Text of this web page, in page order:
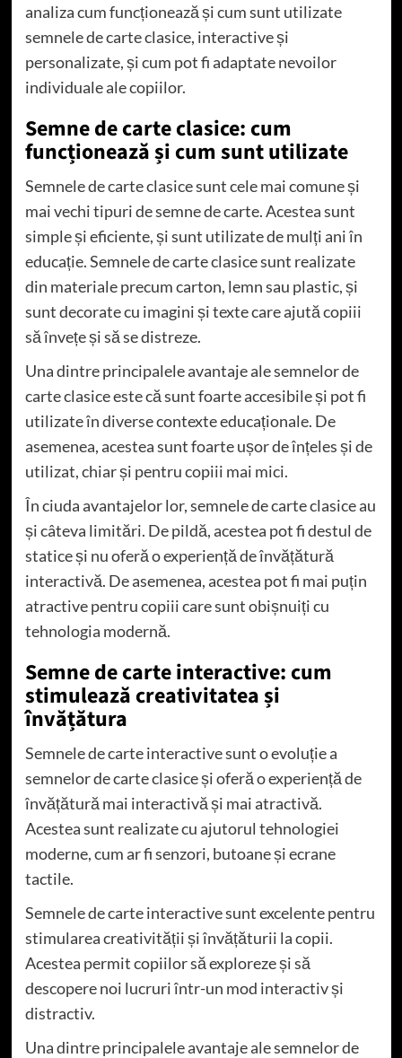
analiza cum funcționează și cum sunt utilizate
semnele de carte clasice, interactive și
personalizate, și cum pot fi adaptate nevoilor
individuale ale copiilor.
Semne de carte clasice: cum
funcționează și cum sunt utilizate
Semnele de carte clasice sunt cele mai comune și
mai vechi tipuri de semne de carte. Acestea sunt
simple și eficiente, și sunt utilizate de mulți ani în
educație. Semnele de carte clasice sunt realizate
din materiale precum carton, lemn sau plastic, și
sunt decorate cu imagini și texte care ajută copiii
să învețe și să se distreze.
Una dintre principalele avantaje ale semnelor de
carte clasice este că sunt foarte accesibile și pot fi
utilizate în diverse contexte educaționale. De
asemenea, acestea sunt foarte ușor de înțeles și de
utilizat, chiar și pentru copiii mai mici.
În ciuda avantajelor lor, semnele de carte clasice au
și câteva limitări. De pildă, acestea pot fi destul de
statice și nu oferă o experiență de învățătură
interactivă. De asemenea, acestea pot fi mai puțin
atractive pentru copiii care sunt obișnuiți cu
tehnologia modernă.
Semne de carte interactive: cum
stimulează creativitatea și
învățătura
Semnele de carte interactive sunt o evoluție a
semnelor de carte clasice și oferă o experiență de
învățătură mai interactivă și mai atractivă.
Acestea sunt realizate cu ajutorul tehnologiei
moderne, cum ar fi senzori, butoane și ecrane
tactile.
Semnele de carte interactive sunt excelente pentru
stimularea creativității și învățăturii la copii.
Acestea permit copiilor să exploreze și să
descopere noi lucruri într-un mod interactiv și
distractiv.
Una dintre principalele avantaje ale semnelor de